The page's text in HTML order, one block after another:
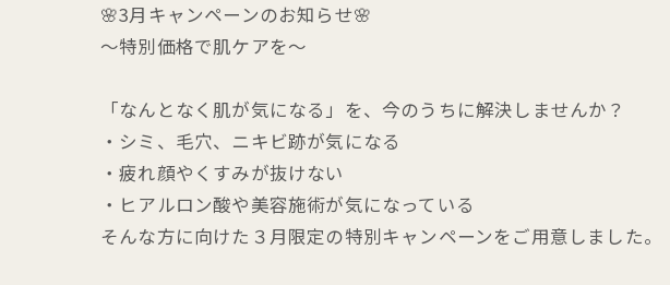
🌸3月キャンペーンのお知らせ🌸
～特別価格で肌ケアを～
「なんとなく肌が気になる」を、今のうちに解決しませんか？
・シミ、毛穴、ニキビ跡が気になる
・疲れ顔やくすみが抜けない
・ヒアルロン酸や美容施術が気になっている
そんな方に向けた３月限定の特別キャンペーンをご用意しました。